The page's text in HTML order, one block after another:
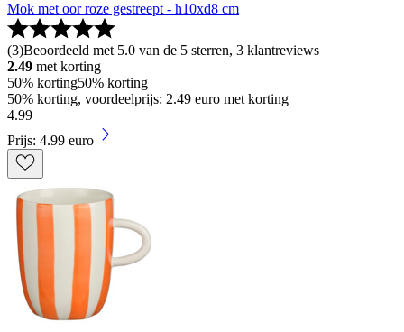
Mok met oor roze gestreept - h10xd8 cm
(3)Beoordeeld met 5.0 van de 5 sterren, 3 klantreviews
2.49 met korting
50% korting50% korting
50% korting, voordeelprijs: 2.49 euro met korting
4.99
Prijs: 4.99 euro